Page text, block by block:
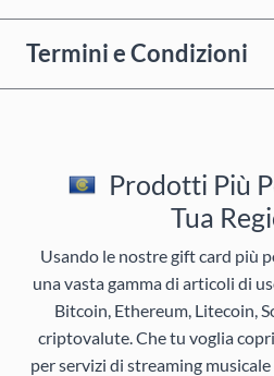
Termini e Condizioni
Prodotti Più
Tua
Usando le nostre gift card più
una vasta gamma di articoli di
Bitcoin, Ethereum, Litecoin,
criptovalute. Che tu voglia
per servizi di streaming